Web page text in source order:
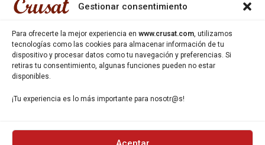
Gestionar consentimiento
Para ofrecerte la mejor experiencia en www.crusat.com, utilizamos
tecnologías como las cookies para almacenar información de tu
dispositivo y procesar datos como tu navegación y preferencias. Si
retiras tu consentimiento, algunas funciones pueden no estar
disponibles.
¡Tu experiencia es lo más importante para nosotr@s!
CERVEZAS
OTROS PRODUCTOS
REPARTO EN BARCELONA
HOSTELERÍA Y PEQUEÑA ALIMENTACIÓN
CARTAS DE CERVEZAS Y VINO
CATAS Y FORMACIONES
SERVICIO TÉCNICO
GESTIÓN DE